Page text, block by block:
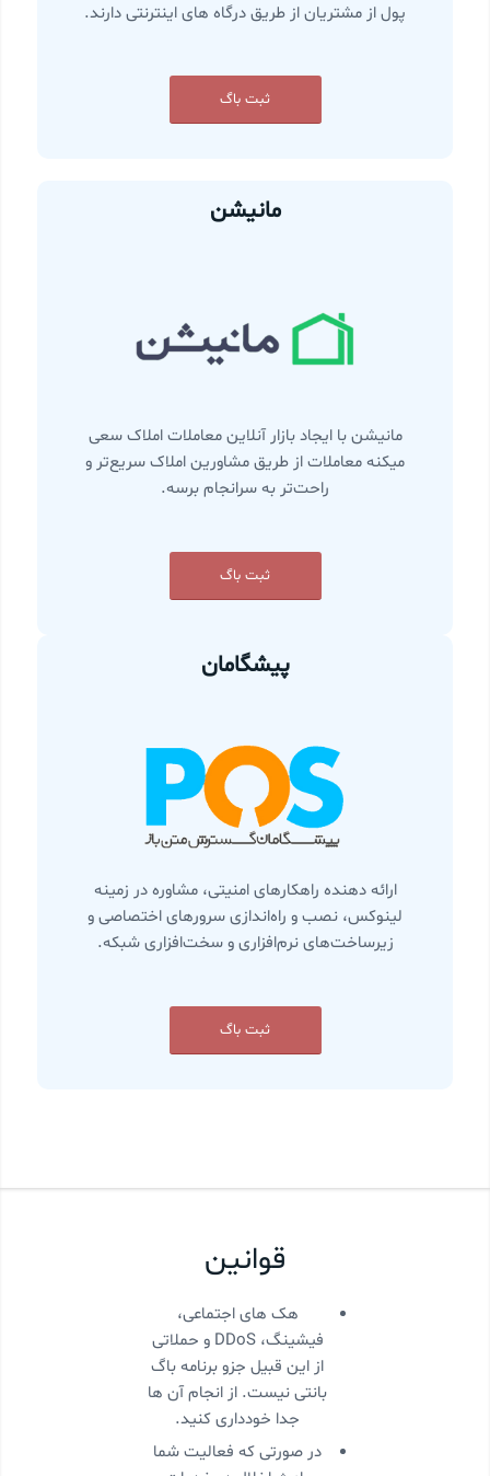
پول از مشتریان از طریق درگاه های اینترنتی دارند.
ثبت باگ
مانیشن
مانیشن با ایجاد بازار آنلاین معاملات املاک سعی
میکنه معاملات از طریق مشاورین املاک سریع‌تر و
راحت‌تر به سرانجام برسه.
ثبت باگ
پیشگامان
ارائه دهنده راهکارهای امنیتی، مشاوره در زمینه
لینوکس، نصب و راه‌اندازی سرورهای اختصاصی و
زیرساخت‌های نرم‌افزاری و سخت‌افزاری شبکه.
ثبت باگ
قوانین
هک های اجتماعی،
فیشینگ،‌ DDoS و حملاتی
از این قبیل جزو برنامه باگ
بانتی نیست. از انجام آن ها
جدا خودداری کنید.
در صورتی که فعالیت شما